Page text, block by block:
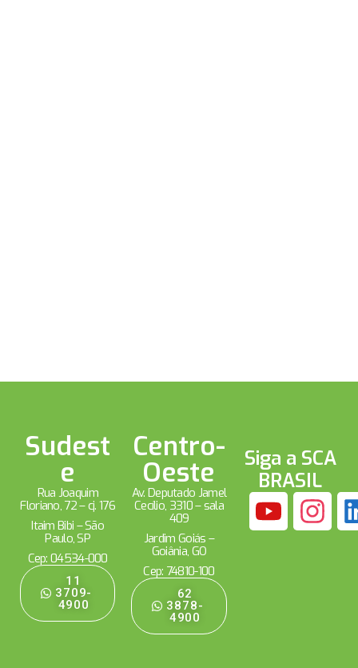
Sudest
e
Rua Joaquim
Floriano, 72 – cj. 176
Itaim Bibi – São
Paulo, SP
Cep: 04534-000
11
3709-
4900
Centro-
Oeste
Av. Deputado Jamel
Cecílio, 3310 – sala
409
Jardim Goiás –
Goiânia, GO
Cep: 74810-100
62
3878-
4900
Siga a SCA
BRASIL